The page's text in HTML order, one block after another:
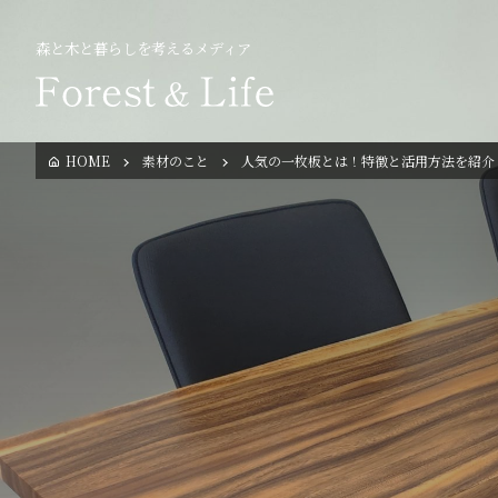
森と木と暮らしを考えるメディア
HOME 素材のこと 人気の一枚板とは！特徴と活用方法を紹介